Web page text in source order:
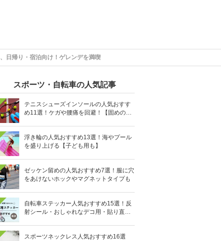
日帰り・宿泊向け！ゲレンデを満喫
スポーツ・自転車の人気記事
テニスシューズインソールの人気おすす
め11選！ケガや腰痛を回避！【固めの素
浮き輪の人気おすすめ13選！海やプール
を盛り上げる【子ども用も】
ゼッケン留めの人気おすすめ7選！服に穴
をあけないホックやマグネットタイプも
自転車ステッカー人気おすすめ15選！反
射シール・おしゃれなデコ用・貼り直し
スポーツネックレス人気おすすめ16選